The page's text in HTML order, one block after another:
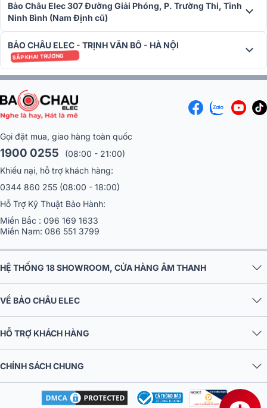
Bảo Châu Elec 307 Đường Giải Phóng, P. Trường Thi, Tỉnh
Ninh Bình (Nam Định cũ)
BẢO CHÂU ELEC - TRỊNH VĂN BÔ - HÀ NỘI
SẮP KHAI TRƯƠNG
Gọi đặt mua, giao hàng toàn quốc
1900 0255
(08:00 - 21:00)
Khiếu nại, hỗ trợ khách hàng:
0344 860 255 (08:00 - 18:00)
Hỗ Trợ Kỹ Thuật Bảo Hành:
Miền Bắc : 096 169 1633
Miền Nam: 086 551 3799
HỆ THỐNG 18 SHOWROOM, CỬA HÀNG ÂM THANH
VỀ BẢO CHÂU ELEC
HỖ TRỢ KHÁCH HÀNG
CHÍNH SÁCH CHUNG